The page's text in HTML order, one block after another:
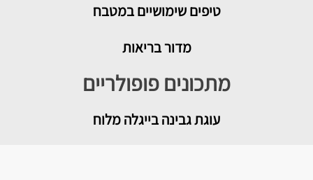
טיפים שימושיים במטבח
מדור בריאות
מתכונים פופולריים
עוגת גבינה בייגלה מלוח